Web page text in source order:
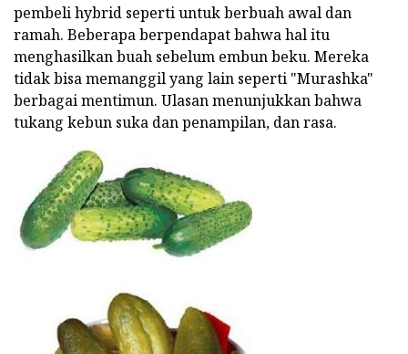
pembeli hybrid seperti untuk berbuah awal dan
ramah. Beberapa berpendapat bahwa hal itu
menghasilkan buah sebelum embun beku. Mereka
tidak bisa memanggil yang lain seperti "Murashka"
berbagai mentimun. Ulasan menunjukkan bahwa
tukang kebun suka dan penampilan, dan rasa.